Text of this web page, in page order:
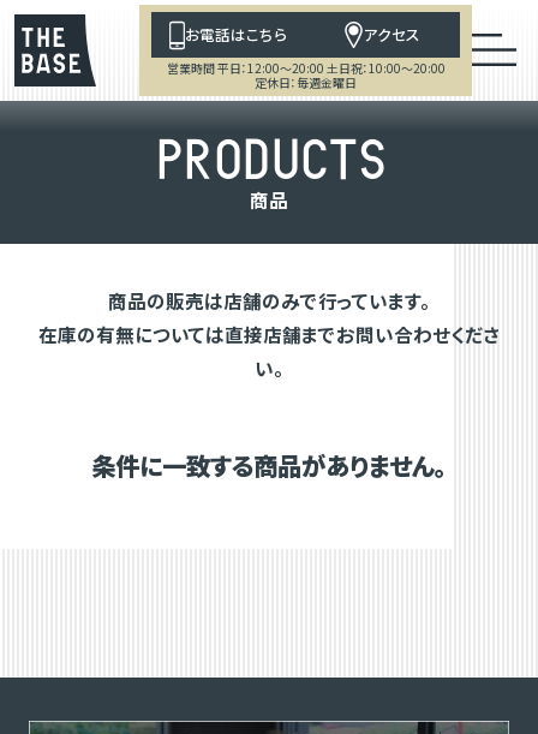
お電話はこちら アクセス
営業時間 平日：12:00～20:00 土日祝：10:00～20:00
定休日：毎週金曜日
PRODUCTS
商品
商品の販売は店舗のみで行っています。
在庫の有無については直接店舗までお問い合わせくださ
い。
条件に一致する商品がありません。